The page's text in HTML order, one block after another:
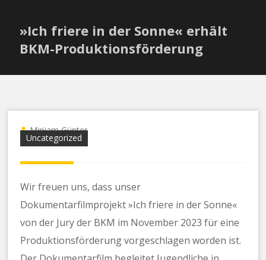
»Ich friere in der Sonne« erhält
BKM-Produktionsförderung
Uncategorized
Mirijam Günter
Wir freuen uns, dass unser
Dokumentarfilmprojekt »Ich friere in der Sonne«
von der Jury der BKM im November 2023 für eine
Produktionsförderung vorgeschlagen worden ist.